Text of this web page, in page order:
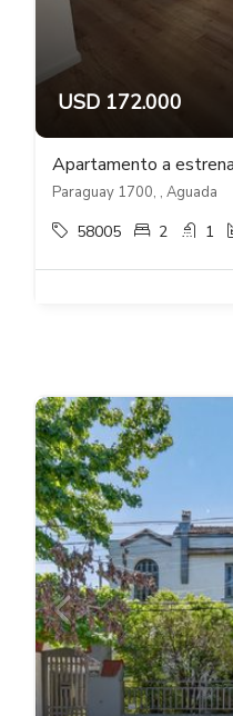
USD 172.000
Paraguay 1700, , Aguada
58005 2 1